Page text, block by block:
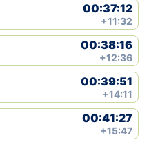
00:37:12
+11:32
00:38:16
+12:36
00:39:51
+14:11
00:41:27
+15:47